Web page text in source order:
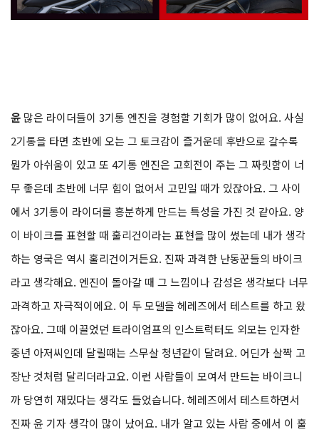
윤 많은 라이더들이 3기통 엔진을 경험할 기회가 많이 없어요. 사실
2기통을 타면 초반에 오는 그 토크감이 즐거운데 후반으로 갈수록
뭔가 아쉬움이 있고 또 4기통 엔진은 고회전이 주는 그 짜릿함이 너
무 좋은데 초반에 너무 힘이 없어서 고민일 때가 있잖아요. 그 사이
에서 3기통이 라이더를 흥분하게 만드는 특성을 가진 것 같아요. 양
이 바이크를 표현할 때 훌리건이라는 표현을 많이 썼는데 내가 생각
하는 영국은 역시 훌리건이거든요. 진짜 과격한 난동꾼들의 바이크
라고 생각해요. 엔진이 돌아갈 때 그 느낌이나 감성은 생각보다 너무
과격하고 자극적이에요. 이 두 모델을 헤레즈에서 테스트를 하고 왔
잖아요. 그때 이끌었던 트라이엄프의 인스트럭터도 외모는 인자한
중년 아저씨인데 달릴때는 스무살 청년같이 달려요. 어딘가 살짝 고
장난 것처럼 달리더라고요. 이런 사람들이 모여서 만드는 바이크니
까 당연히 재밌다는 생각도 들었습니다. 헤레즈에서 테스트하면서
진짜 윤 기자 생각이 많이 났어요. 내가 알고 있는 사람 중에서 이 훌